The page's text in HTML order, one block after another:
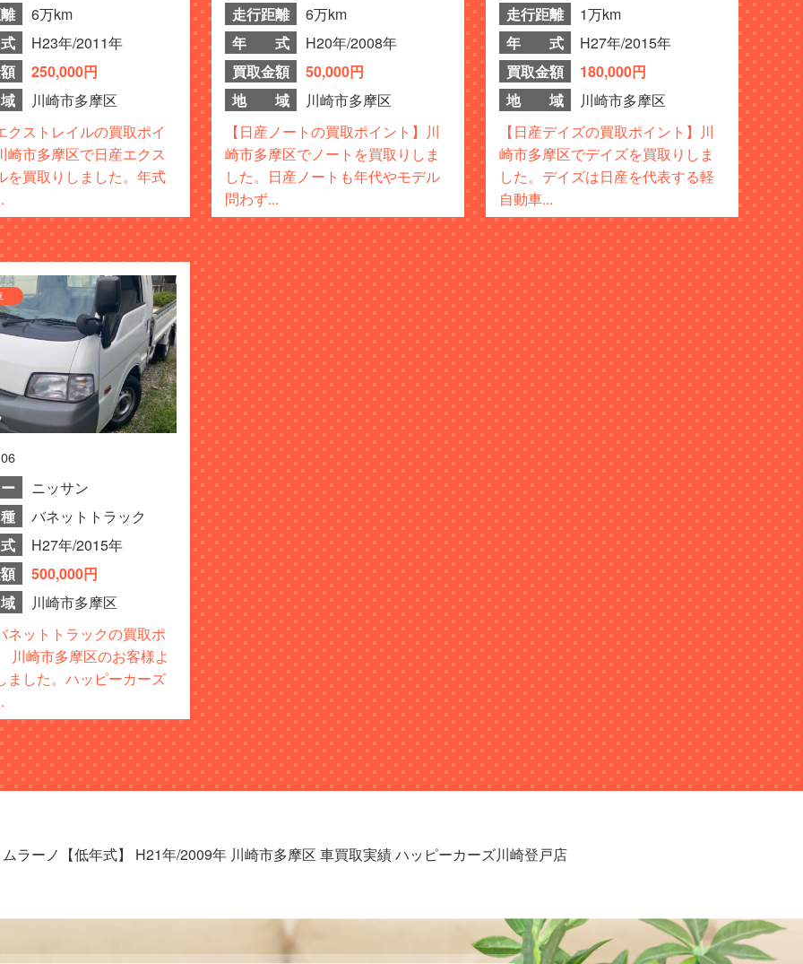
6万km
H23年/2011年
250,000円
川崎市多摩区
クストレイルの買取ポイ
崎市多摩区で日産エクス
を買取りしました。年式
走行距離
6万km
年 式
H20年/2008年
買取金額
50,000円
地 域
川崎市多摩区
【日産ノートの買取ポイント】川
崎市多摩区でノートを買取りしま
した。日産ノートも年代やモデル
問わず...
走行距離
1万km
年 式
H27年/2015年
買取金額
180,000円
地 域
川崎市多摩区
【日産デイズの買取ポイント】川
崎市多摩区でデイズを買取りしま
した。デイズは日産を代表する軽
自動車...
ニッサン
バネットトラック
H27年/2015年
500,000円
川崎市多摩区
ネットトラックの買取ポ
川崎市多摩区のお客様よ
ました。ハッピーカーズ
ラーノ【低年式】 H21年/2009年 川崎市多摩区 車買取実績 ハッピーカーズ川崎登戸店